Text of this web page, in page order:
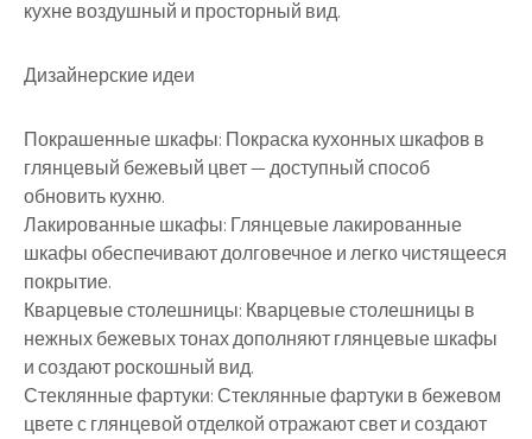
кухне воздушный и просторный вид.
Дизайнерские идеи
Покрашенные шкафы: Покраска кухонных шкафов в
глянцевый бежевый цвет — доступный способ
обновить кухню.
Лакированные шкафы: Глянцевые лакированные
шкафы обеспечивают долговечное и легко чистящееся
покрытие.
Кварцевые столешницы: Кварцевые столешницы в
нежных бежевых тонах дополняют глянцевые шкафы
и создают роскошный вид.
Стеклянные фартуки: Стеклянные фартуки в бежевом
цвете с глянцевой отделкой отражают свет и создают